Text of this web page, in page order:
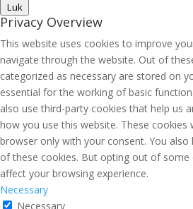
Luk
Privacy Overview
This website uses cookies to improve
navigate through the website. Out of
categorized as necessary are stored on
essential for the working of basic
also use third-party cookies that help us
how you use this website. These cookies
browser only with your consent. You
of these cookies. But opting out of
affect your browsing experience.
Necessary
Necessary